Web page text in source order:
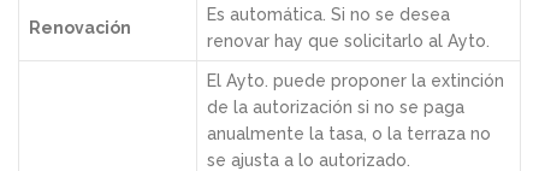
Renovación
Es automática. Si no se desea
renovar hay que solicitarlo al Ayto.
El Ayto. puede proponer la extinción
de la autorización si no se paga
anualmente la tasa, o la terraza no
se ajusta a lo autorizado.